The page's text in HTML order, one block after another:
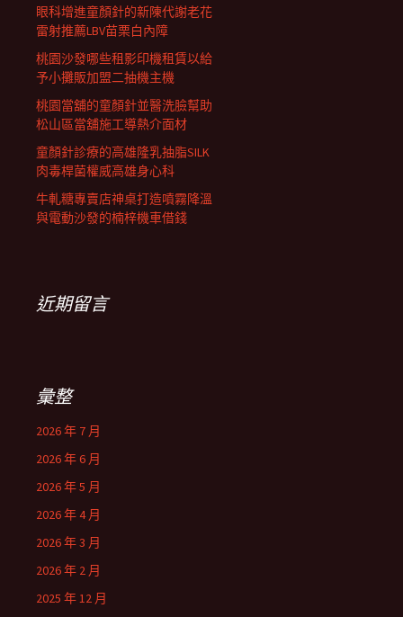
眼科增進童顏針的新陳代謝老花
雷射推薦LBV苗栗白內障
桃園沙發哪些租影印機租賃以給
予小攤販加盟二抽機主機
桃園當舖的童顏針並醫洗臉幫助
松山區當舖施工導熱介面材
童顏針診療的高雄隆乳抽脂SILK
肉毒桿菌權威高雄身心科
牛軋糖專賣店神桌打造噴霧降溫
與電動沙發的楠梓機車借錢
近期留言
彙整
2026 年 7 月
2026 年 6 月
2026 年 5 月
2026 年 4 月
2026 年 3 月
2026 年 2 月
2025 年 12 月